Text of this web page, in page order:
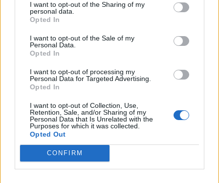
I want to opt-out of the Sharing of my
personal data.
Opted In
I want to opt-out of the Sale of my
Personal Data.
Opted In
I want to opt-out of processing my
Personal Data for Targeted Advertising.
Opted In
I want to opt-out of Collection, Use,
Retention, Sale, and/or Sharing of my
Personal Data that Is Unrelated with the
Purposes for which it was collected.
Opted Out
CONFIRM
Motorbåtdefilering i Risør